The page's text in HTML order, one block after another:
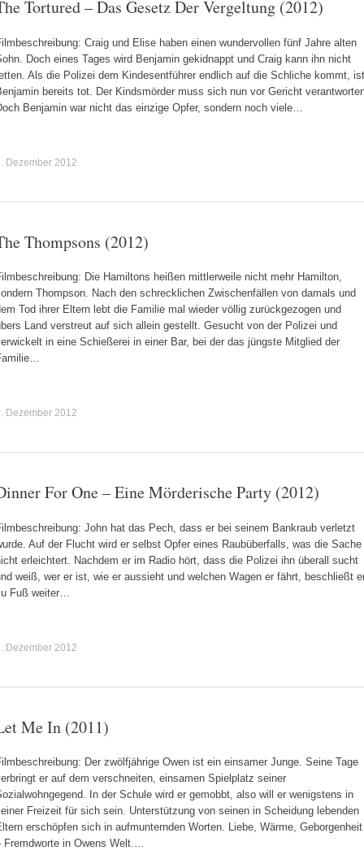
Tortured – Das Gesetz Der Vergeltung (2012)
Craig und Elise haben einen wundervollen fünf Jahre alten
Doch eines Tages wird Benjamin gekidnappt und Craig kann ihn nicht
Als die Polizei dem Kindesentführer endlich auf die Schliche kommt, ist
bereits tot. Der Kindsmörder muss sich nun vor Gericht
Benjamin war nicht das einzige Opfer, sondern noch viele…
Dezember 2012
Thompsons (2012)
Die Hamiltons heißen mittlerweile nicht mehr Hamilton,
Thompson. Nach den schrecklichen Zwischenfällen von damals und
Tod ihrer Eltern lebt die Familie mal wieder völlig zurückgezogen und
Land verstreut auf sich allein gestellt. Gesucht von der Polizei und
in eine Schießerei in einer Bar, bei der das jüngste Mitglied der
Dezember 2012
For One – Eine Mörderische Party (2012)
John hat das Pech, dass er bei seinem Bankraub verletzt
Auf der Flucht wird er selbst Opfer eines Raubüberfalls, was die Sache
erleichtert. Nachdem er im Radio hört, dass die Polizei ihn überall sucht
weiß, wer er ist, wie er aussieht und welchen Wagen er fährt, beschließt
Fuß weiter…
Dezember 2012
Me In (2011)
Der zwölfjährige Owen ist ein einsamer Junge. Seine Tage
er auf dem verschneiten, einsamen Spielplatz seiner
In der Schule wird er gemobbt, also will er wenigstens in
Freizeit für sich sein. Unterstützung von seinen in Scheidung lebenden
erschöpfen sich in aufmunternden Worten. Liebe, Wärme, Geborgenheit
Fremdworte in Owens Welt.…